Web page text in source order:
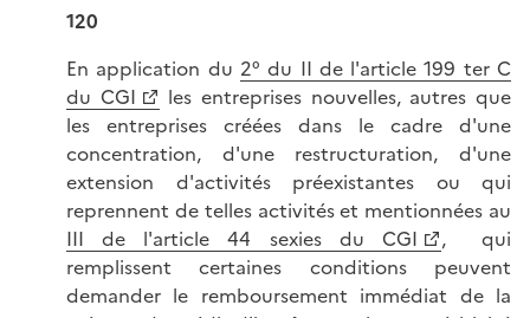
120
En application du 2° du II de l'article 199 ter C
du CGI
les entreprises nouvelles, autres que
les entreprises créées dans le cadre d'une
concentration, d'une restructuration, d'une
extension d'activités préexistantes ou qui
reprennent de telles activités et mentionnées au
III de l'article 44 sexies du CGI
, qui
remplissent certaines conditions peuvent
demander le remboursement immédiat de la